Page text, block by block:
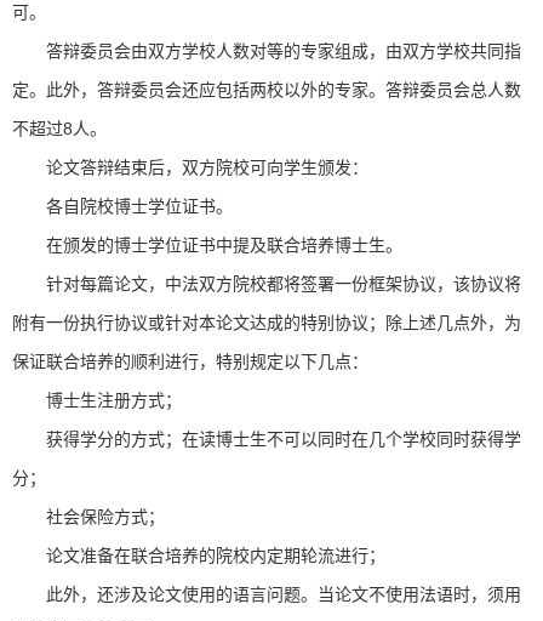
可。
答辩委员会由双方学校人数对等的专家组成，由双方学校共同指
定。此外，答辩委员会还应包括两校以外的专家。答辩委员会总人数
不超过8人。
论文答辩结束后，双方院校可向学生颁发：
各自院校博士学位证书。
在颁发的博士学位证书中提及联合培养博士生。
针对每篇论文，中法双方院校都将签署一份框架协议，该协议将
附有一份执行协议或针对本论文达成的特别协议；除上述几点外，为
保证联合培养的顺利进行，特别规定以下几点：
博士生注册方式；
获得学分的方式；在读博士生不可以同时在几个学校同时获得学
分；
社会保险方式；
论文准备在联合培养的院校内定期轮流进行；
此外，还涉及论文使用的语言问题。当论文不使用法语时，须用